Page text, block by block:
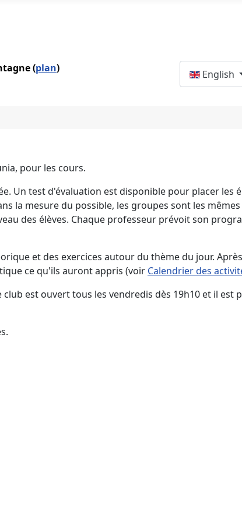
(plan) English
pour les cours.
Un test d'évaluation est disponible pour placer les
la mesure du possible, les groupes sont les
des élèves. Chaque professeur prévoit son
et des exercices autour du thème du jour.
ce qu'ils auront appris (voir Calendrier des
est ouvert tous les vendredis dès 19h10 et il est